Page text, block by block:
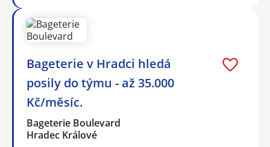
Bageterie v Hradci hledá
posily do týmu - až 35.000
Kč/měsíc.
Bageterie Boulevard
Hradec Králové